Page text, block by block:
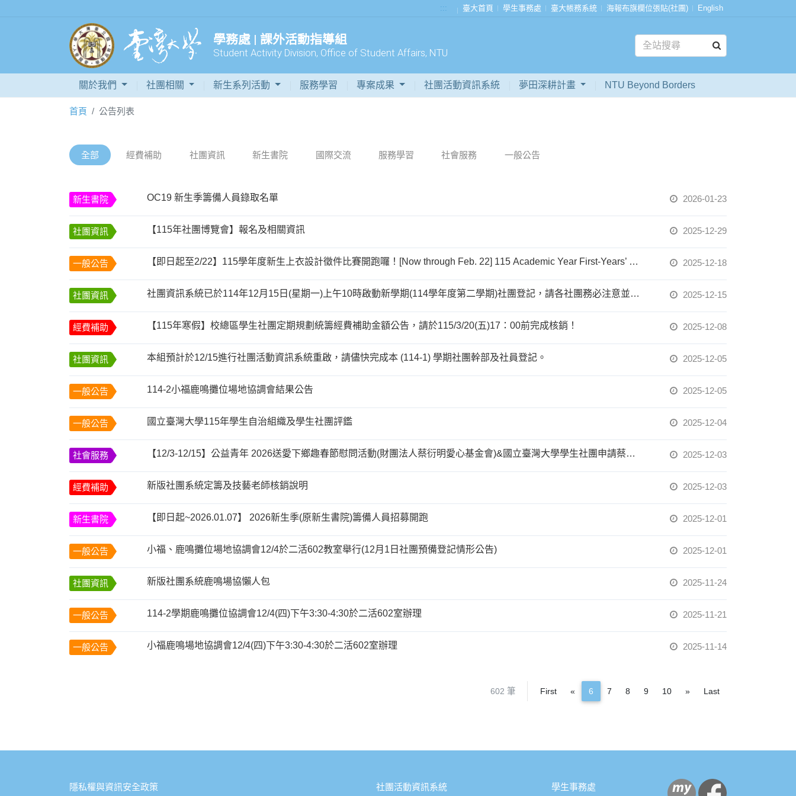
::: 臺大首頁 學生事務處 臺大帳務系統 海報布旗欄位張貼(社團) English
學務處 | 課外活動指導組
Student Activity Division, Office of Student Affairs, NTU
關於我們 社團相關 新生系列活動 服務學習 專案成果 社團活動資訊系統 夢田深耕計畫 NTU Beyond Borders
首頁 公告列表
全部 經費補助 社團資訊 新生書院 國際交流 服務學習 社會服務 一般公告
新生書院 OC19 新生季籌備人員錄取名單 2026-01-23
社團資訊 【115年社團博覽會】報名及相關資訊 2025-12-29
一般公告 【即日起至2/22】115學年度新生上衣設計徵件比賽開跑囉！[Now through Feb. 22] 115 Academic Year First-Years’ Limited Edition Shirt Design and Logo Contest 2025-12-18
社團資訊 社團資訊系統已於114年12月15日(星期一)上午10時啟動新學期(114學年度第二學期)社團登記，請各社團務必注意並儘早完成登記。 2025-12-15
經費補助 【115年寒假】校總區學生社團定期規劃統籌經費補助金額公告，請於115/3/20(五)17：00前完成核銷！ 2025-12-08
社團資訊 本組預計於12/15進行社團活動資訊系統重啟，請儘快完成本 (114-1) 學期社團幹部及社員登記。 2025-12-05
一般公告 114-2小福鹿鳴攤位場地協調會結果公告 2025-12-05
一般公告 國立臺灣大學115年學生自治組織及學生社團評鑑 2025-12-04
社會服務 【12/3-12/15】公益青年 2026送愛下鄉趣春節慰問活動(財團法人蔡衍明愛心基金會)&國立臺灣大學學生社團申請蔡衍明基金會補助款辦理原則 2025-12-03
經費補助 新版社團系統定籌及技藝老師核銷說明 2025-12-03
新生書院 【即日起~2026.01.07】 2026新生季(原新生書院)籌備人員招募開跑 2025-12-01
一般公告 小福、鹿鳴攤位場地協調會12/4於二活602教室舉行(12月1日社團預備登記情形公告) 2025-12-01
社團資訊 新版社團系統鹿鳴場協懶人包 2025-11-24
一般公告 114-2學期鹿鳴攤位協調會12/4(四)下午3:30-4:30於二活602室辦理 2025-11-21
一般公告 小福鹿鳴場地協調會12/4(四)下午3:30-4:30於二活602室辦理 2025-11-14
602 筆 First « Previous
6 7 8 9 10 »NextLast
:::
隱私權與資訊安全政策 社團活動資訊系統 學生事務處